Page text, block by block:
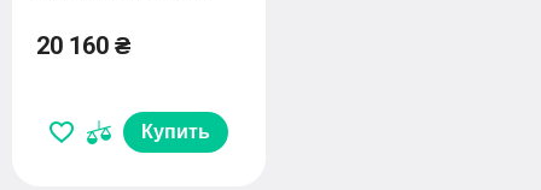
20 160 ₴
Купить